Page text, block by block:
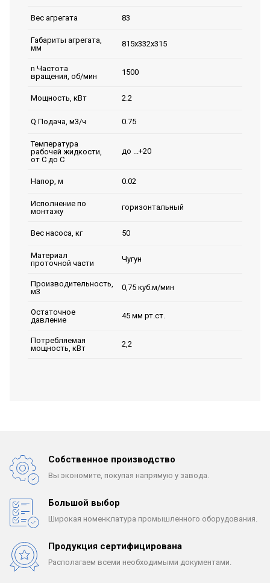
Вес агрегата 83
Габариты агрегата,
мм
815х332х315
n Частота
вращения, об/мин
1500
Мощность, кВт 2.2
Q Подача, м3/ч 0.75
Температура
рабочей жидкости,
от С до С
до ...+20
Напор, м 0.02
Исполнение по
монтажу
горизонтальный
Вес насоса, кг 50
Материал
проточной части
Чугун
Производительность,
м3
0,75 куб.м/мин
Остаточное
давление
45 мм рт.ст.
Потребляемая
мощность, кВт
2,2
Собственное производство
Вы экономите, покупая напрямую у завода.
Большой выбор
Широкая номенклатура промышленного оборудования.
Продукция сертифицирована
Располагаем всеми необходимыми документами.